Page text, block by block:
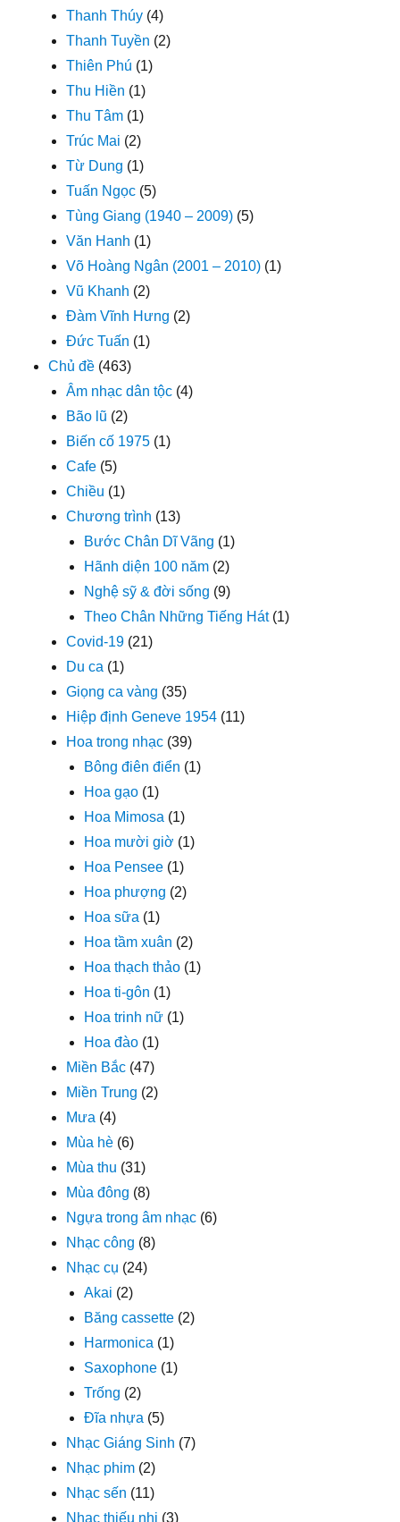
Thanh Thúy (4)
Thanh Tuyền (2)
Thiên Phú (1)
Thu Hiền (1)
Thu Tâm (1)
Trúc Mai (2)
Từ Dung (1)
Tuấn Ngọc (5)
Tùng Giang (1940 – 2009) (5)
Văn Hanh (1)
Võ Hoàng Ngân (2001 – 2010) (1)
Vũ Khanh (2)
Đàm Vĩnh Hưng (2)
Đức Tuấn (1)
Chủ đề (463)
Âm nhạc dân tộc (4)
Bão lũ (2)
Biến cố 1975 (1)
Cafe (5)
Chiều (1)
Chương trình (13)
Bước Chân Dĩ Vãng (1)
Hãnh diện 100 năm (2)
Nghệ sỹ & đời sống (9)
Theo Chân Những Tiếng Hát(1)
Covid-19 (21)
Du ca (1)
Giọng ca vàng (35)
Hiệp định Geneve 1954 (11)
Hoa trong nhạc (39)
Bông điên điển (1)
Hoa gạo (1)
Hoa Mimosa (1)
Hoa mười giờ (1)
Hoa Pensee (1)
Hoa phượng (2)
Hoa sữa (1)
Hoa tầm xuân (2)
Hoa thạch thảo (1)
Hoa ti-gôn (1)
Hoa trinh nữ (1)
Hoa đào (1)
Miền Bắc (47)
Miền Trung (2)
Mưa (4)
Mùa hè (6)
Mùa thu (31)
Mùa đông (8)
Ngựa trong âm nhạc (6)
Nhạc công (8)
Nhạc cụ (24)
Akai (2)
Băng cassette (2)
Harmonica (1)
Saxophone (1)
Trống (2)
Đĩa nhựa (5)
Nhạc Giáng Sinh (7)
Nhạc phim (2)
Nhạc sến (11)
Nhạc thiếu nhi (3)